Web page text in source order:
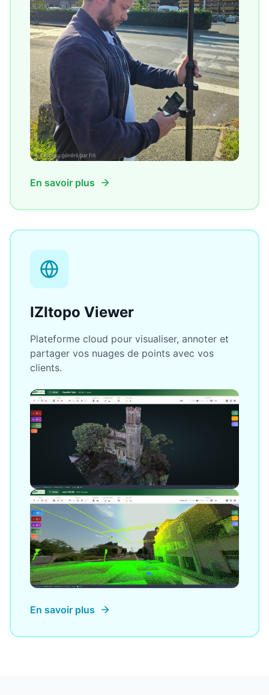
En savoir plus
IZItopo Viewer
Plateforme cloud pour visualiser, annoter et
partager vos nuages de points avec vos
clients.
En savoir plus